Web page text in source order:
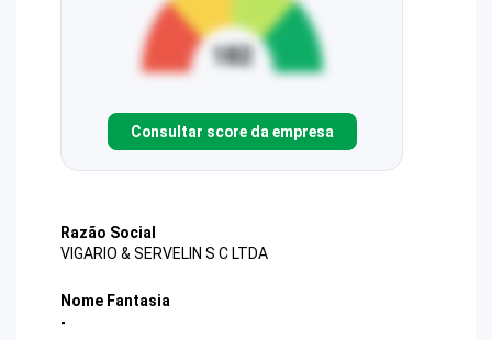
Consultar score da empresa
Razão Social
VIGARIO & SERVELIN S C LTDA
Nome Fantasia
-